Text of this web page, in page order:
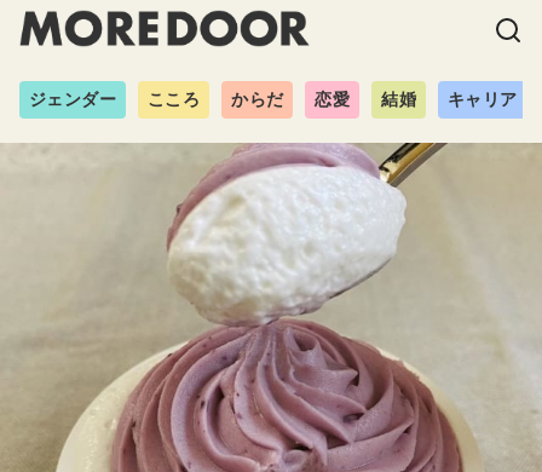
ジェンダー こころ からだ 恋愛 結婚 キャリア